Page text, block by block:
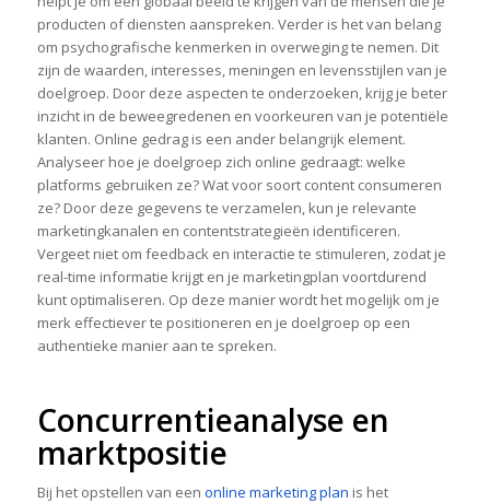
producten of diensten aanspreken. Verder is het van belang
om psychografische kenmerken in overweging te nemen. Dit
zijn de waarden, interesses, meningen en levensstijlen van je
doelgroep. Door deze aspecten te onderzoeken, krijg je beter
inzicht in de beweegredenen en voorkeuren van je potentiële
klanten. Online gedrag is een ander belangrijk element.
Analyseer hoe je doelgroep zich online gedraagt: welke
platforms gebruiken ze? Wat voor soort content consumeren
ze? Door deze gegevens te verzamelen, kun je relevante
marketingkanalen en contentstrategieën identificeren.
Vergeet niet om feedback en interactie te stimuleren, zodat je
real-time informatie krijgt en je marketingplan voortdurend
kunt optimaliseren. Op deze manier wordt het mogelijk om je
merk effectiever te positioneren en je doelgroep op een
authentieke manier aan te spreken.
Concurrentieanalyse en
marktpositie
Bij het opstellen van een online marketing plan is het